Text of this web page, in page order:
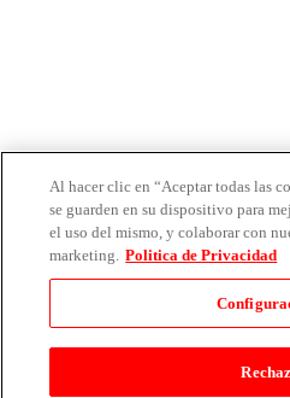
Al hacer clic en “Aceptar todas las
se guarden en su dispositivo para
el uso del mismo, y colaborar con
marketing. Politica de Privacidad